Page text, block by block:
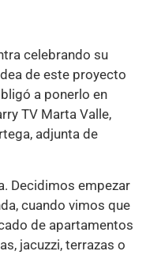
celebrando su
de este proyecto
a ponerlo en
TV Marta Valle,
adjunta de
Decidimos empezar
cuando vimos que
de apartamentos
jacuzzi, terrazas o